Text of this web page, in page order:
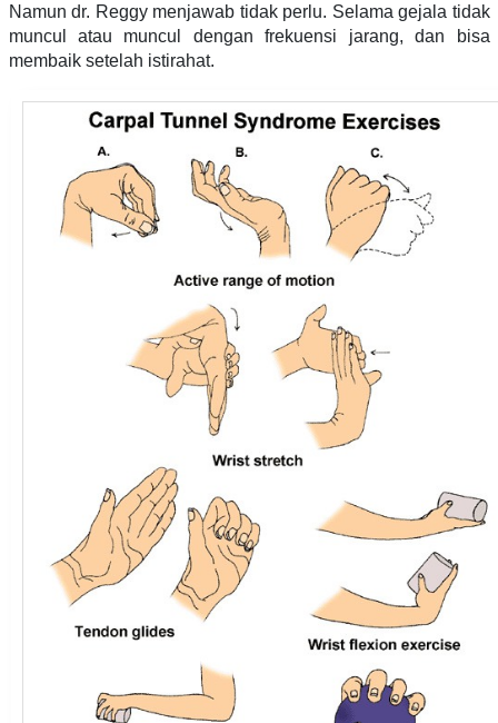
Namun dr. Reggy menjawab tidak perlu. Selama gejala tidak
muncul atau muncul dengan frekuensi jarang, dan bisa
membaik setelah istirahat.